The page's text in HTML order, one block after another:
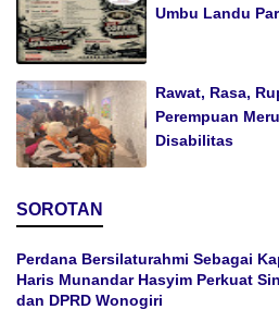
Umbu Landu
Rawat, Rasa,
Perempuan
Disabilitas
SOROTAN
Perdana Bersilaturahmi Sebagai
Haris Munandar Hasyim Perkuat
dan DPRD Wonogiri